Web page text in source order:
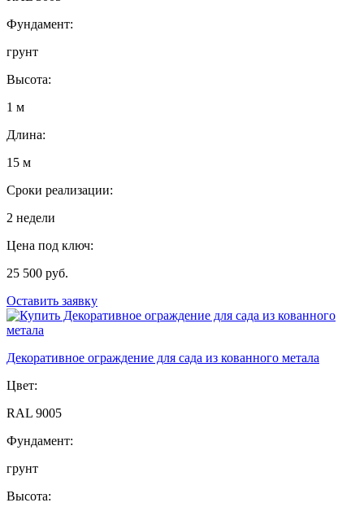
Фундамент:
грунт
Высота:
1 м
Длина:
15 м
Сроки реализации:
2 недели
Цена под ключ:
25 500 руб.
Оставить заявку
Декоративное ограждение для сада из кованного метала
Цвет:
RAL 9005
Фундамент:
грунт
Высота: